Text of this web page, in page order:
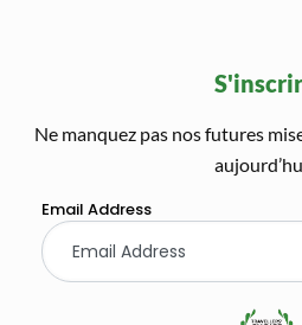
Ne manquez pas nos futures
Email Address